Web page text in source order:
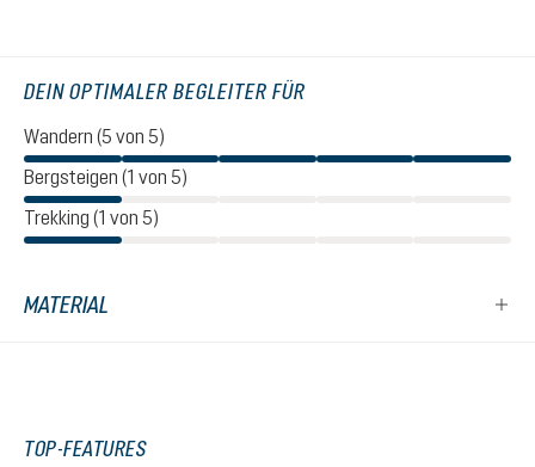
DEIN OPTIMALER BEGLEITER FÜR
Wandern (5 von 5)
Bergsteigen (1 von 5)
Trekking (1 von 5)
MATERIAL
TOP-FEATURES